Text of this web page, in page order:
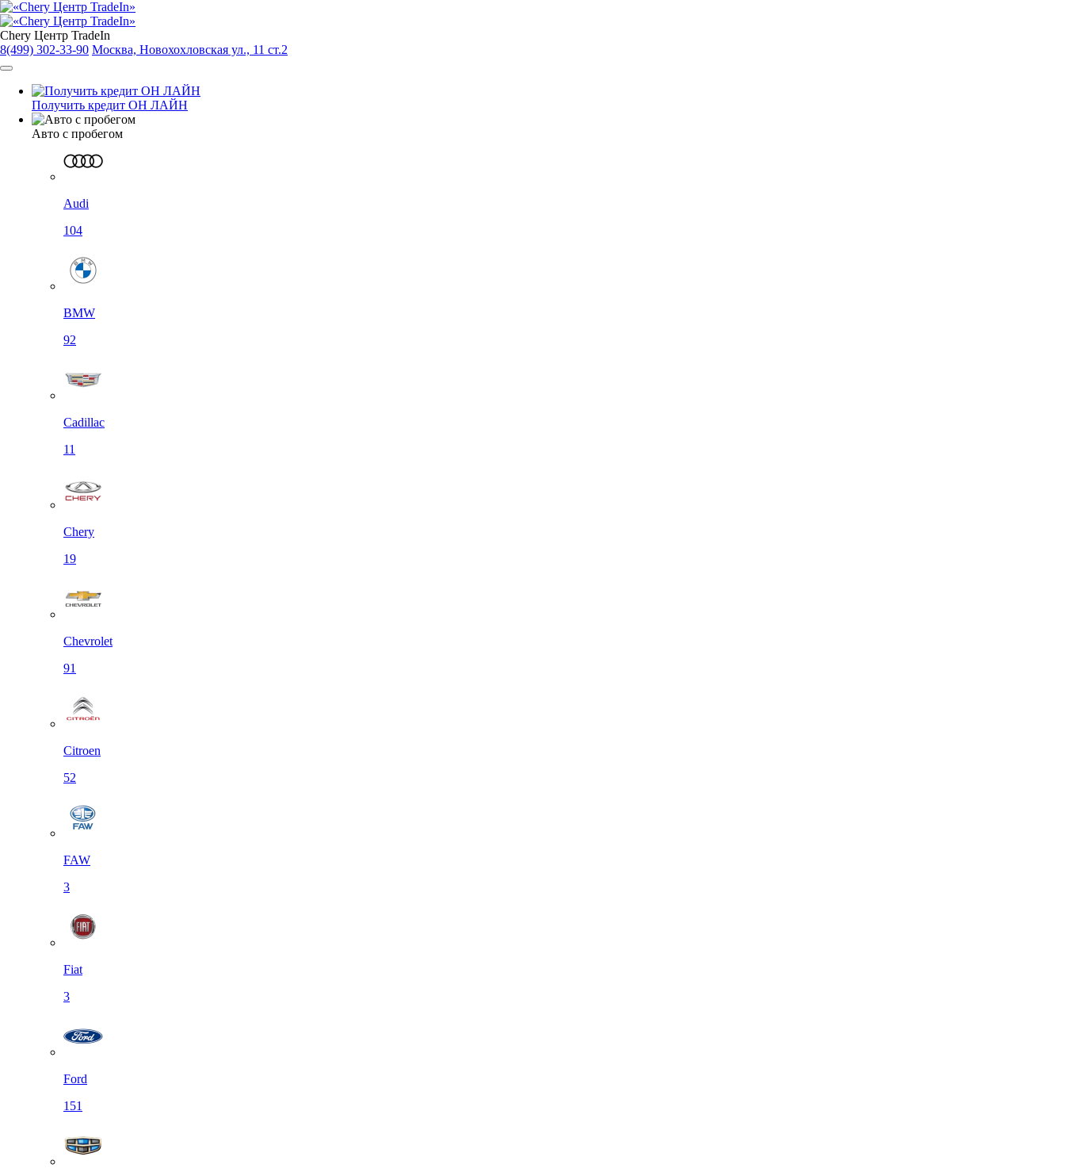
Chery Центр TradeIn
8(499) 302-33-90 Москва, Новохохловская ул., 11 ст.2
Получить кредит ОН ЛАЙН
Авто с пробегом
Audi
104
BMW
92
Cadillac
11
Chery
19
Chevrolet
91
Citroen
52
FAW
3
Fiat
3
Ford
151